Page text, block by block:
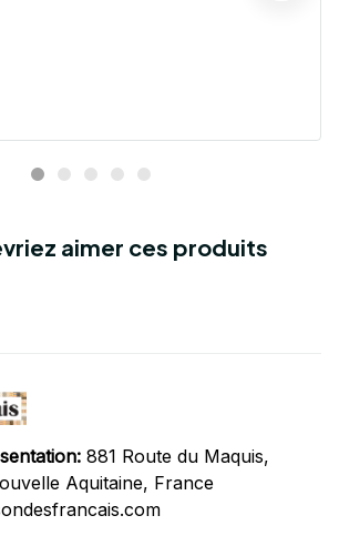
aimer ces produits
881 Route du Maquis,
Aquitaine, France